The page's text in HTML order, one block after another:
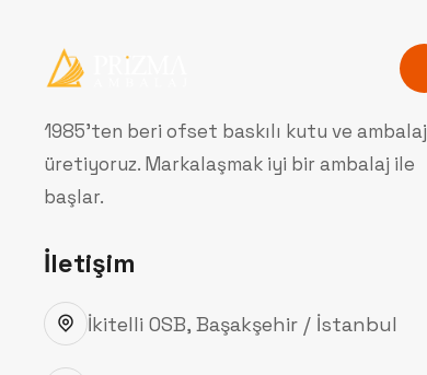
Anasayfa
1985'ten beri ofset baskılı kutu ve ambalaj
üretiyoruz. Markalaşmak iyi bir ambalaj ile
başlar.
İletişim
İkitelli OSB, Başakşehir / İstanbul